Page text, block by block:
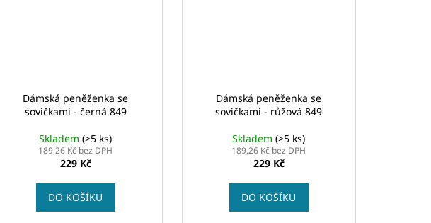
Dámská peněženka se
sovičkami - černá 849
Skladem(>5 ks)
189,26 Kč bez DPH
229 Kč
DO KOŠÍKU
Dámská peněženka se
sovičkami - růžová 849
Skladem(>5 ks)
189,26 Kč bez DPH
229 Kč
DO KOŠÍKU